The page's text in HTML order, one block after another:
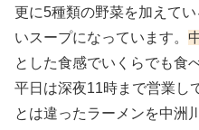
更に5種類の野菜を加えてい
いスープになっています。
とした食感でいくらでも食
平日は深夜11時まで営業し
とは違ったラーメンを中洲